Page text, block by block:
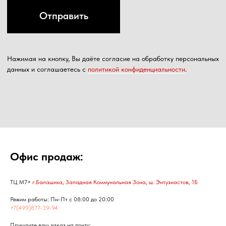
Офис продаж:
ТЦ М7+ г.Балашиха, Западная Коммунальная Зона, ш. Энтузиастов, 1Б
Режим работы: Пн-Пт с 08:00 до 20:00
+7(499)877-39-94